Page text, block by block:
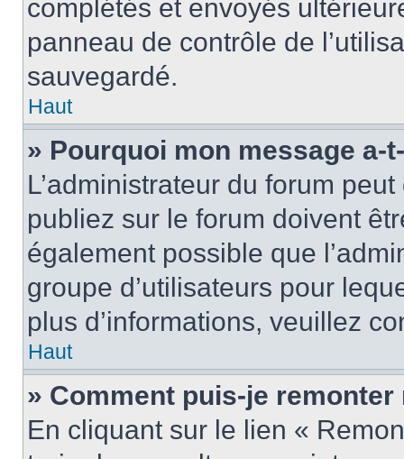
complétés et envoyés
panneau de contrôle de
sauvegardé.
Haut
» Pourquoi mon message a-
L’administrateur du forum
publiez sur le forum doivent
également possible que
groupe d’utilisateurs pour
plus d’informations, veuillez
Haut
» Comment puis-je
En cliquant sur le lien «